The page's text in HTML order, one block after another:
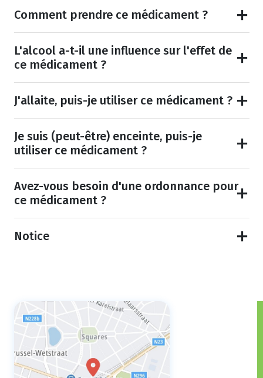
Comment prendre ce médicament ?
L'alcool a-t-il une influence sur l'effet de
ce médicament ?
J'allaite, puis-je utiliser ce médicament ?
Je suis (peut-être) enceinte, puis-je
utiliser ce médicament ?
Avez-vous besoin d'une ordonnance pour
ce médicament ?
Notice